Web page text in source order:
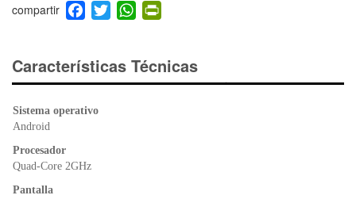
F
a
e
b
o
o
T
wi
er
W
h
s
A
ri
e
Características Técnicas
Sistema operativo
Android
Procesador
Quad-Core 2GHz
Pantalla